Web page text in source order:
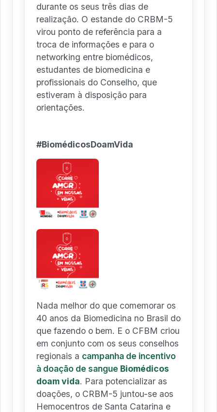
durante os seus três dias de
realização. O estande do CRBM-5
virou ponto de referência para a
troca de informações e para o
networking entre biomédicos,
estudantes de biomedicina e
profissionais do Conselho, que
estiveram à disposição para
orientações.
#BiomédicosDoamVida
Nada melhor do que comemorar os
40 anos da Biomedicina no Brasil do
que fazendo o bem. E o CFBM criou
em conjunto com os seus conselhos
regionais a campanha de incentivo
à doação de sangue Biomédicos
doam vida. Para potencializar as
doações, o CRBM-5 juntou-se aos
Hemocentros de Santa Catarina e